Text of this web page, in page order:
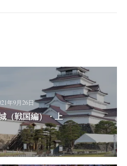
年9月26日
（戦国編）・上